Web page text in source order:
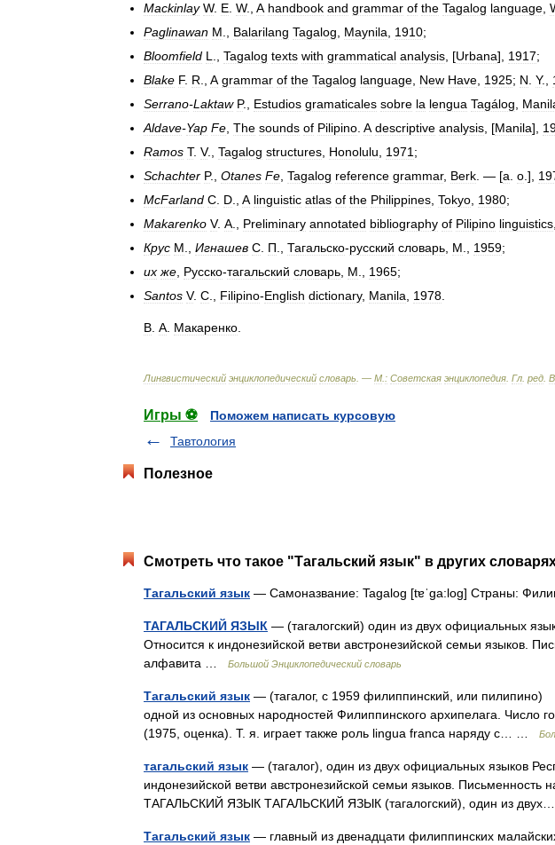
Mackinlay W. E W., A handbook and grammar of the Tagalog language
Paglinawan M Balarilang Tagalog Maynila 1910;
Bloomfield L Tagalog texts with grammatical analysis , [Urbana], 1917;
Blake F. R A grammar of the Tagalog language New Have 1925; N Y.,
Serrano-Laktaw P., Estudios gramaticales sobre la lengua Tagálog
Aldave-Yap Fe The sounds of Pilipino A descriptive analysis , [Manila],
Ramos T. V., Tagalog structures Honolulu 1971 ;
Schachter P., Otanes Fe Tagalog reference grammar, Berk . — [a o .],
McFarland C D A linguistic atlas of the Philippines Tokyo 1980;
Makarenko V. A Preliminary annotated bibliography of Pilipino linguistics
Крус М Игнашев С П Тагальско-русский словарь М 1959;
их же Русско-тагальский словарь М 1965;
Santos V. C Filipino-English dictionary, Manila 1978
В А Макаренко
Лингвистический энциклопедический словарь . — М : Советская энциклопедия Гл ред В
Игры ⚽
Поможем написать курсовую
Тавтология
Полезное
Смотреть что такое "Тагальский язык" в других
Тагальский язык — Самоназвание: Tagalog [tɐˈga:log] Страны:
ТАГАЛЬСКИЙ ЯЗЫК — (тагалогский) один из двух официальных
Относится к индонезийской ветви австронезийской семьи языков.
алфавита …
Большой Энциклопедический словарь
Тагальский язык — (тагалог, с 1959 филиппинский, или
одной из основных народностей Филиппинского архипелага. Число
(1975, оценка). Т. я. играет также роль lingua franca наряду с… …
тагальский язык — (тагалог), один из двух официальных языков
индонезийской ветви австронезийской семьи языков. Письменность
ТАГАЛЬСКИЙ ЯЗЫК ТАГАЛЬСКИЙ ЯЗЫК (тагалогский), один из
Тагальский язык — главный из двенадцати филиппинских